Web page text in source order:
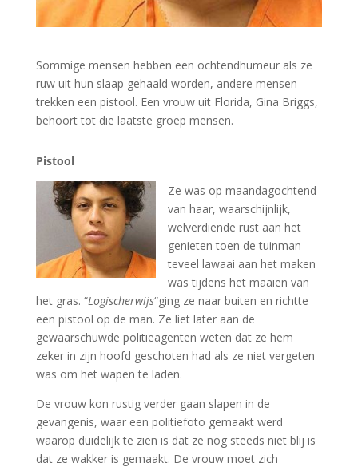
Sommige mensen hebben een ochtendhumeur als ze
ruw uit hun slaap gehaald worden, andere mensen
trekken een pistool. Een vrouw uit Florida, Gina Briggs,
behoort tot die laatste groep mensen.
Pistool
Ze was op maandagochtend
van haar, waarschijnlijk,
welverdiende rust aan het
genieten toen de tuinman
teveel lawaai aan het maken
was tijdens het maaien van
het gras. “Logischerwijs“ging ze naar buiten en richtte
een pistool op de man. Ze liet later aan de
gewaarschuwde politieagenten weten dat ze hem
zeker in zijn hoofd geschoten had als ze niet vergeten
was om het wapen te laden.
De vrouw kon rustig verder gaan slapen in de
gevangenis, waar een politiefoto gemaakt werd
waarop duidelijk te zien is dat ze nog steeds niet blij is
dat ze wakker is gemaakt. De vrouw moet zich